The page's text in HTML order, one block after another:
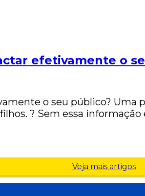
efetivamente o
o seu público? Uma
? Sem essa
Veja mais artigos